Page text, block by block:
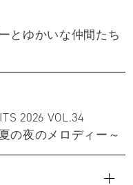
とゆかいな仲間たち
2026 VOL.34
の夜のメロディー～